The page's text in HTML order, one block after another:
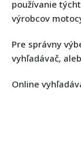
používanie
výrobcov
Pre správny
vyhľadávač,
Online